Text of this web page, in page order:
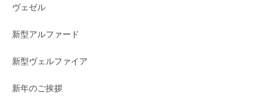
ヴェゼル
新型アルファード
新型ヴェルファイア
新年のご挨拶